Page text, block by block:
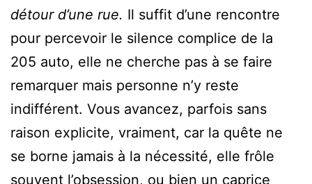
détour d’une rue. Il suffit d’une rencontre
pour percevoir le silence complice de la
205 auto, elle ne cherche pas à se faire
remarquer mais personne n’y reste
indifférent. Vous avancez, parfois sans
raison explicite, vraiment, car la quête ne
se borne jamais à la nécessité, elle frôle
souvent l’obsession, ou bien un caprice